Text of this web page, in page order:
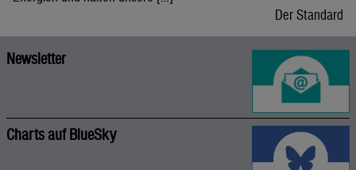
Der Standard
Newsletter
Charts auf BlueSky